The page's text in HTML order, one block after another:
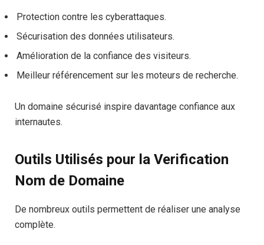
Protection contre les cyberattaques.
Sécurisation des données utilisateurs.
Amélioration de la confiance des visiteurs.
Meilleur référencement sur les moteurs de recherche.
Un domaine sécurisé inspire davantage confiance aux
internautes.
Outils Utilisés pour la Verification
Nom de Domaine
De nombreux outils permettent de réaliser une analyse
complète.